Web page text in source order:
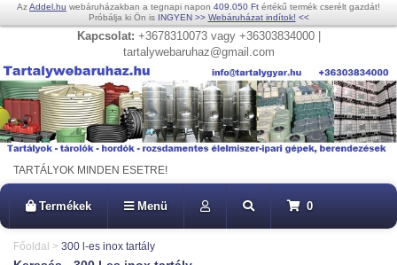
AzAddel.hu webáruházakban a tegnapi napon 409.050 Ft értékű termék cserélt gazdát!
Próbálja ki Ön is INGYEN >> Webáruházat indítok! <<
Kapcsolat: +3678310073 vagy +36303834000 |
tartalywebaruhaz@gmail.com
TARTÁLYOK MINDEN ESETRE!
Termékek Menü 0
Főoldal > 300 l-es inox tartály